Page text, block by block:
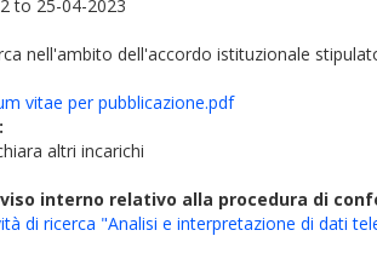
to 25-04-2023
nell'ambito dell'accordo istituzionale
vitae per pubblicazione.pdf
altri incarichi
interno relativo alla procedura di
di ricerca "Analisi e interpretazione di dati